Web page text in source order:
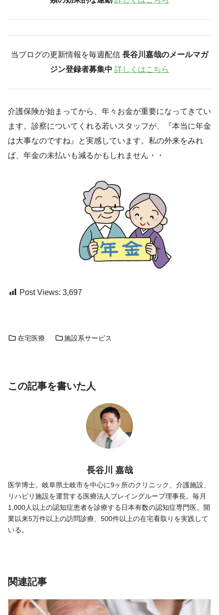
当ブログの更新情報を毎週配信 長谷川嘉哉のメールマガ
ジン登録者募集中 詳しくはこちら
介護保険が始まってから、年々お金が重要になってきてい
ます。診察についてくれる若いスタッフが、『本当に年金
は大事なのですね』と実感しています。私の外来をみれ
ば、年金の未払いも減るかもしれません・・
Post Views: 3,697
在宅医療 施設系サービス
この記事を書いた人
長谷川 嘉哉
医学博士。岐阜県土岐市を中心に9ヶ所のクリニック、介護施設、
リハビリ施設を運営する医療法人ブレイングループ理事長。毎月
1,000人以上の認知症患者を診療する日本有数の認知症専門医。開
業以来5万件以上の訪問診療、500件以上の在宅看取りを実践して
いる。
関連記事